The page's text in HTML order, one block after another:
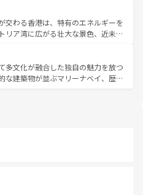
ミー、ベトナムコーヒーなどは、ぜ
どの地域を訪れてもあたたかい人々
るので、きっと忘れられない旅にな
。北部ではチェンマイなどの山岳地
南部ではプーケットやクラビの美し
分を楽しむことができる。タイ料理
温暖で、どの季節にも異なる楽しみ
やすいタイの人々、仏教を中心とし
観光資源が、訪れる旅人を魅了し続
交わる香港は、特有のエネルギーを
リア湾に広がる壮大な景色、近未来
動するはず。観光スポットが密集し
ころを回れるのも魅力。息をのむよ
体験まで、香港を存分に楽しみ尽く
多文化が融合した独自の魅力を放つ
な建築物が並ぶマリーナベイ、歴史
の風情を楽しめる外せないスポット